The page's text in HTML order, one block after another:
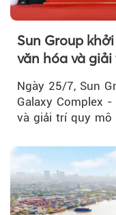
Sun Group
văn hóa và
Ngày 25/7, Sun
Galaxy Complex
và giải trí quy mô